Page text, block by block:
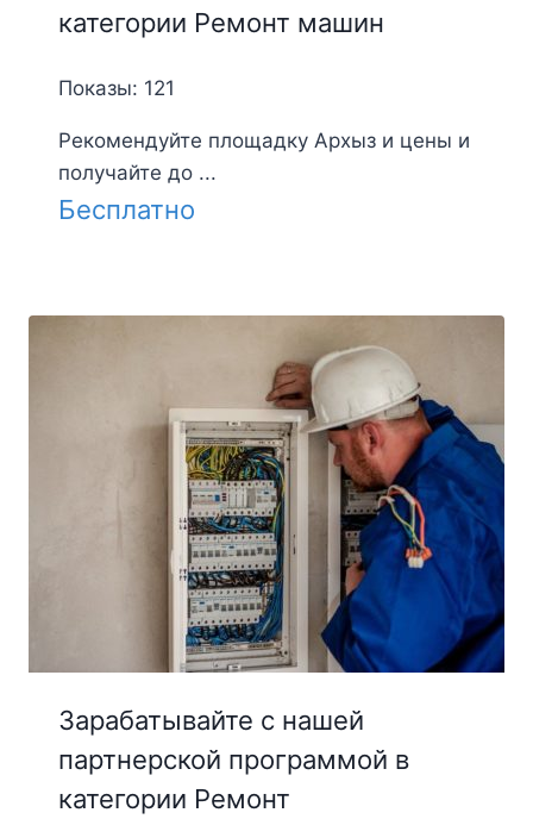
категории Ремонт машин
Показы: 121
Рекомендуйте площадку Архыз и цены и
получайте до ...
Бесплатно
Зарабатывайте с нашей
партнерской программой в
категории Ремонт